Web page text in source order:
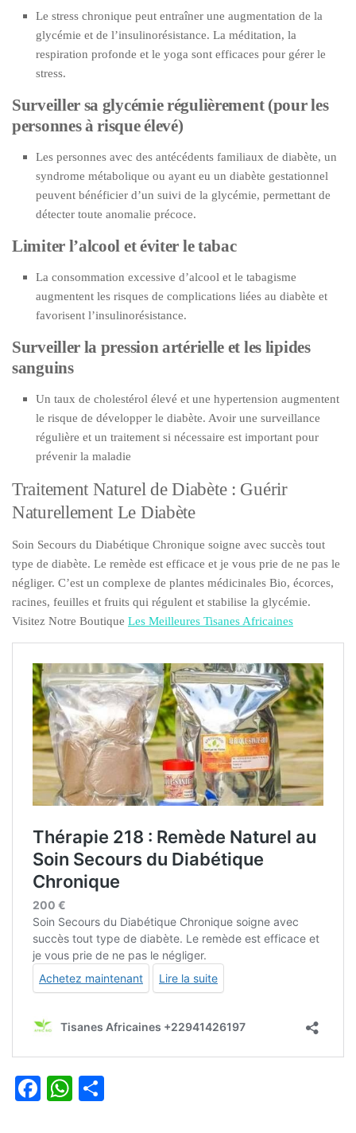
Le stress chronique peut entraîner une augmentation de la
glycémie et de l’insulinorésistance. La méditation, la
respiration profonde et le yoga sont efficaces pour gérer le
stress.
Surveiller sa glycémie régulièrement (pour les
personnes à risque élevé)
Les personnes avec des antécédents familiaux de diabète, un
syndrome métabolique ou ayant eu un diabète gestationnel
peuvent bénéficier d’un suivi de la glycémie, permettant de
détecter toute anomalie précoce.
Limiter l’alcool et éviter le tabac
La consommation excessive d’alcool et le tabagisme
augmentent les risques de complications liées au diabète et
favorisent l’insulinorésistance.
Surveiller la pression artérielle et les lipides
sanguins
Un taux de cholestérol élevé et une hypertension augmentent
le risque de développer le diabète. Avoir une surveillance
régulière et un traitement si nécessaire est important pour
prévenir la maladie
Traitement Naturel de Diabète : Guérir
Naturellement Le Diabète
Soin Secours du Diabétique Chronique soigne avec succès tout
type de diabète. Le remède est efficace et je vous prie de ne pas le
négliger. C’est un complexe de plantes médicinales Bio, écorces,
racines, feuilles et fruits qui régulent et stabilise la glycémie.
Visitez Notre Boutique Les Meilleures Tisanes Africaines
Facebook
WhatsApp